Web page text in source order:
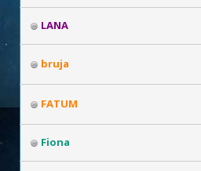
LANA
bruja
FATUM
Fiona